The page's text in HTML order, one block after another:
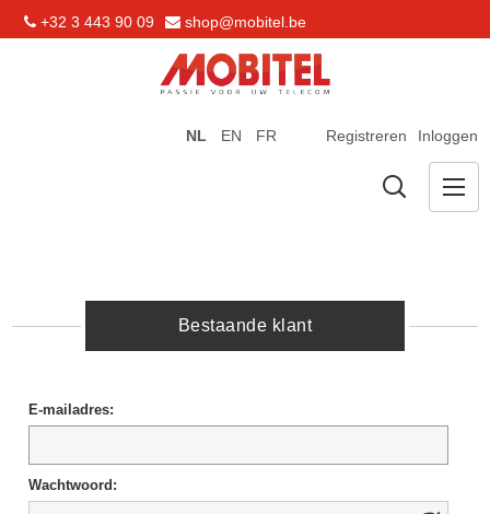
+32 3 443 90 09 shop@mobitel.be
Registreren Inloggen
NL EN FR
Bestaande klant
E-mailadres:
Wachtwoord: